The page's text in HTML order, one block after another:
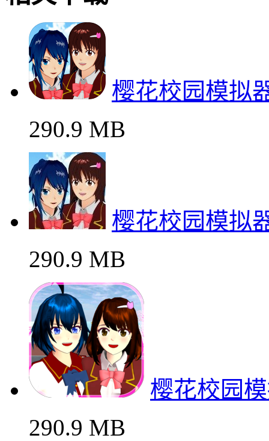
樱花校园模拟
290.9 MB
樱花校园模拟
290.9 MB
樱花校园
290.9 MB